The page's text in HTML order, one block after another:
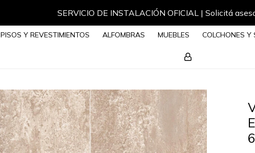
SERVICIO DE INSTALACIÓN OFICIAL | Solicitá
PISOS Y REVESTIMIENTOS ALFOMBRAS MUEBLES COLCHONES Y